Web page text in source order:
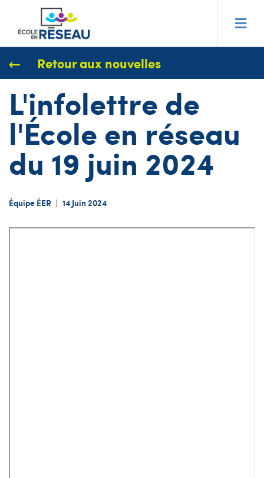
Retour aux nouvelles
L'infolettre de
l'École en réseau
du 19 juin 2024
Équipe ÉER | 14 Juin 2024